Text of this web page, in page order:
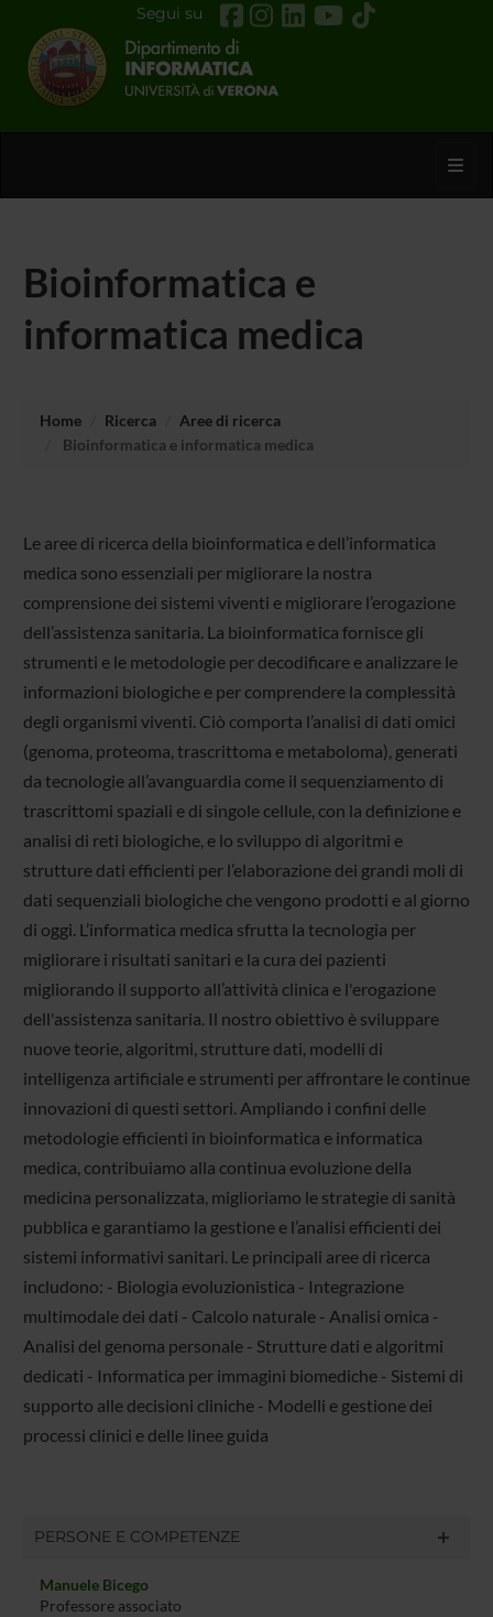
Segui su
Bioinformatica e
informatica medica
Home Ricerca
Aree di ricerca
Bioinformatica e informatica medica
Le aree di ricerca della bioinformatica e dell’informatica
medica sono essenziali per migliorare la nostra
comprensione dei sistemi viventi e migliorare l’erogazione
dell’assistenza sanitaria. La bioinformatica fornisce gli
strumenti e le metodologie per decodificare e analizzare le
informazioni biologiche e per comprendere la complessità
degli organismi viventi. Ciò comporta l’analisi di dati omici
(genoma, proteoma, trascrittoma e metaboloma), generati
da tecnologie all’avanguardia come il sequenziamento di
trascrittomi spaziali e di singole cellule, con la definizione e
analisi di reti biologiche, e lo sviluppo di algoritmi e
strutture dati efficienti per l’elaborazione dei grandi moli di
dati sequenziali biologiche che vengono prodotti e al giorno
di oggi. L’informatica medica sfrutta la tecnologia per
migliorare i risultati sanitari e la cura dei pazienti
migliorando il supporto all’attività clinica e l'erogazione
dell'assistenza sanitaria. Il nostro obiettivo è sviluppare
nuove teorie, algoritmi, strutture dati, modelli di
intelligenza artificiale e strumenti per affrontare le continue
innovazioni di questi settori. Ampliando i confini delle
metodologie efficienti in bioinformatica e informatica
medica, contribuiamo alla continua evoluzione della
medicina personalizzata, miglioriamo le strategie di sanità
pubblica e garantiamo la gestione e l’analisi efficienti dei
sistemi informativi sanitari. Le principali aree di ricerca
includono: - Biologia evoluzionistica - Integrazione
multimodale dei dati - Calcolo naturale - Analisi omica -
Analisi del genoma personale - Strutture dati e algoritmi
dedicati - Informatica per immagini biomediche - Sistemi di
supporto alle decisioni cliniche - Modelli e gestione dei
processi clinici e delle linee guida
PERSONE E COMPETENZE
Manuele Bicego
Professore associato